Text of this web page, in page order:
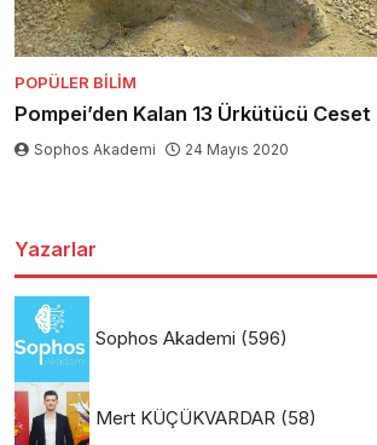
POPÜLER BILIM
Pompei’den Kalan 13 Ürkütücü Ceset
Sophos Akademi 24 Mayıs 2020
Yazarlar
Sophos Akademi (596)
Mert KÜÇÜKVARDAR (58)